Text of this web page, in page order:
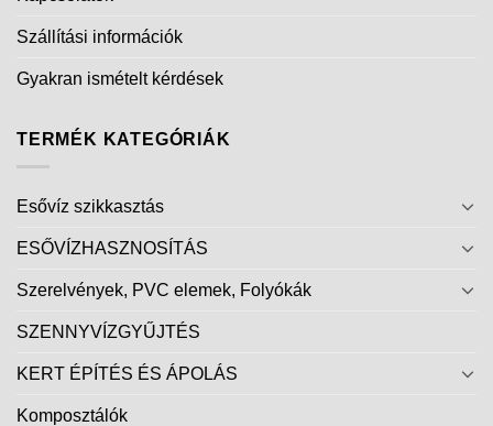
Szállítási információk
Gyakran ismételt kérdések
TERMÉK KATEGÓRIÁK
Esővíz szikkasztás
ESŐVÍZHASZNOSÍTÁS
Szerelvények, PVC elemek, Folyókák
SZENNYVÍZGYŰJTÉS
KERT ÉPÍTÉS ÉS ÁPOLÁS
Komposztálók